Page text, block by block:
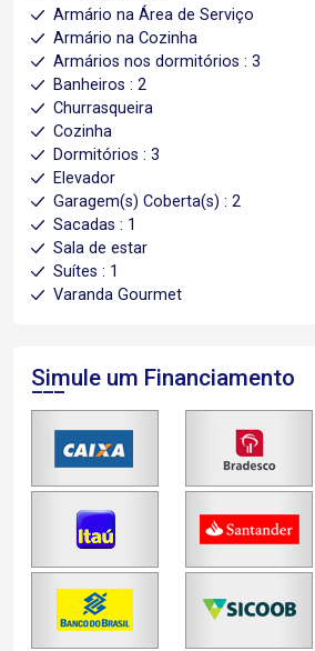
Armário na Área de Serviço
Armário na Cozinha
Armários nos dormitórios : 3
Banheiros : 2
Churrasqueira
Cozinha
Dormitórios : 3
Elevador
Garagem(s) Coberta(s) : 2
Sacadas : 1
Sala de estar
Suítes : 1
Varanda Gourmet
Simule um Financiamento